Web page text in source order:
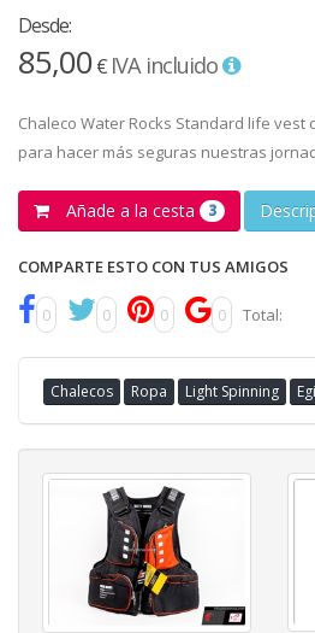
Desde:
85,00€ IVA incluido
Chaleco Water Rocks Standard life
para hacer más seguras nuestras
Añade a la cesta 3
COMPARTE ESTO CON TUS AMIGOS
0 0 0 0 Total:
Chalecos Ropa Light Spinning